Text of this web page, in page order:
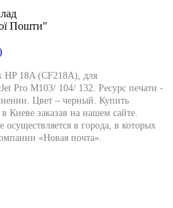
Пошти"
HP 18A (CF218A), для
Pro M103/ 104/ 132. Ресурс печати -
Цвет – черный. Купить
Киеве заказав на нашем сайте.
в города, в которых
«Новая почта».